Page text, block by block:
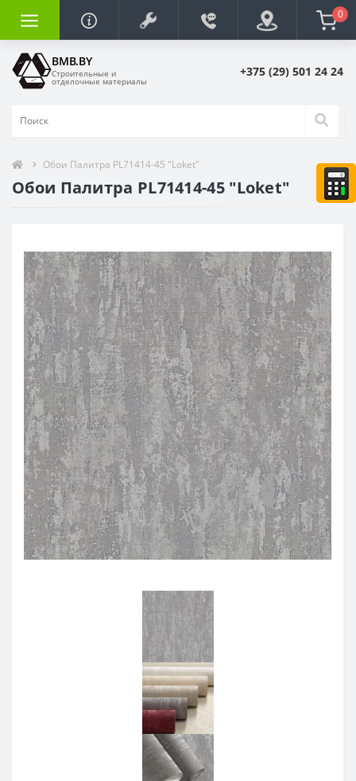
0
BMB.BY
Строительные и
отделочные материалы
+375 (29) 501 24 24
Обои Палитра PL71414-45 "Loket"
Обои Палитра PL71414-45 "Loket"